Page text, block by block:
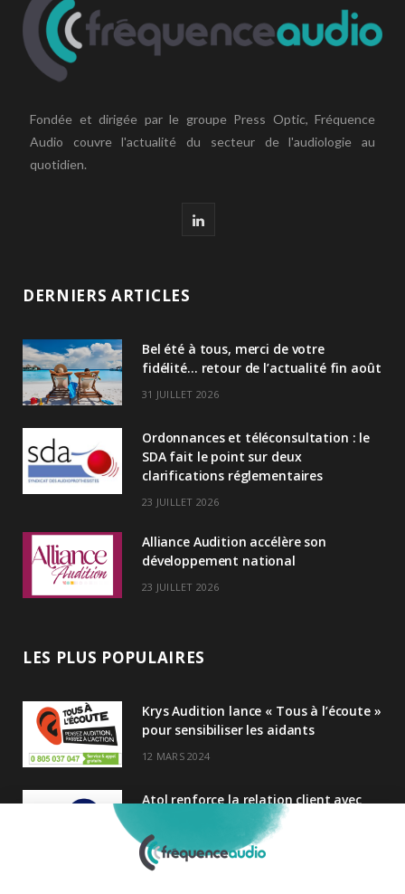
Fondée et dirigée par le groupe Press Optic, Fréquence
Audio couvre l'actualité du secteur de l'audiologie au
quotidien.
L
e
n
DERNIERS ARTICLES
Bel été à tous, merci de votre
fidélité… retour de l’actualité fin août
31 JUILLET 2026
Ordonnances et téléconsultation : le
SDA fait le point sur deux
clarifications réglementaires
23 JUILLET 2026
Alliance Audition accélère son
développement national
23 JUILLET 2026
LES PLUS POPULAIRES
Krys Audition lance « Tous à l’écoute »
pour sensibiliser les aidants
12 MARS 2024
Atol renforce la relation client avec
une nouvelle campagne axée sur la
satisfaction
25 FÉVRIER 2025